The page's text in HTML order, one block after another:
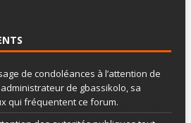
de condoléances à l’attention de
de gbassikolo, sa
qui fréquentent ce forum.